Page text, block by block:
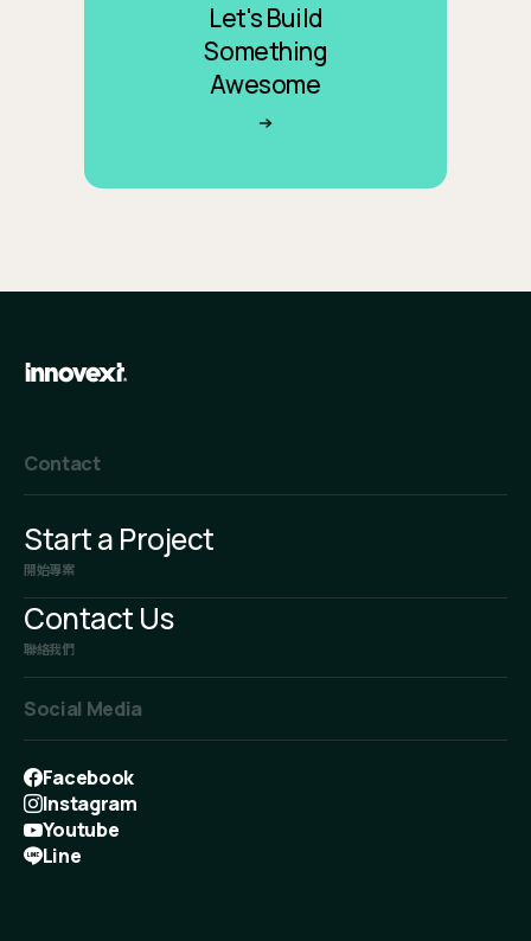
Let's Build
Something
Awesome
開始專案
Contact
Start a Project
開始專案
Contact Us
聯絡我們
Social Media
Facebook
Instagram
Youtube
Line